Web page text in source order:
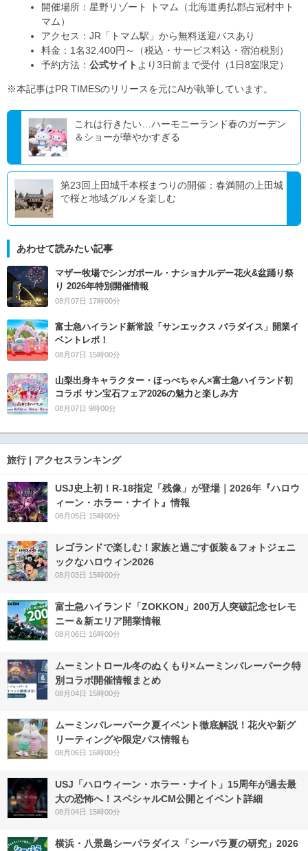
開催場所：星野リゾート トマム（北海道勇払郡占冠村中ト
マム）
アクセス：JR「トマム駅」から無料送迎バスあり
料金：1名32,400円～（税込・サービス料込・宿泊税別）
予約方法： 公式サイト より3日前まで受付（1日8室限定）
※本記事はPR TIMESのリリースを元にAIが執筆しています。
これは行きたい…ハーモニーランド春のガーデン
＆ショーが華やかすぎる
第23回上田城千本桜まつりの開催：春満開の上田城
で桜と地域グルメを楽しむ
あわせて読みたい記事
マザー牧場でシンガポール・ナショナルデー花火&盆踊り祭
り 2026年特別開催情報
08月07日 17時00分
富士急ハイランド新常設「サンエックス パラダイス」開業イ
ベントレポ！
08月07日 15時00分
山梨出身キャラクター・ほっぺちゃん×富士急ハイランド初
コラボ サン宝石フェア2026の魅力と楽しみ方
08月07日 9時00分
旅行 | アクセスランキング
USJ史上初！R-18指定「残像」が登場｜2026年『ハロウ
ィーン・ホラー・ナイト』情報
08月05日 15時00分
レゴランドで楽しむ！家族と過ごす仮装＆フォトジェニ
ックなハロウィン2026
08月03日 15時00分
富士急ハイランド「ZOKKON」200万人突破記念セレモ
ニー＆新エリア開業情報
08月06日 16時00分
ムーミントロール冬のぬくもり×ムーミンバレーパーク特
別コラボ開催情報まとめ
08月04日 15時00分
ムーミンバレーパーク夏イベント徹底解説！花火や新グ
リーティングや限定パス情報も
08月06日 16時00分
USJ「ハロウィーン・ホラー・ナイト」15周年が過去最
大の恐怖へ！スペシャルCM公開とイベント詳細
08月04日 15時00分
横浜・八景島シーパラダイス「シーパラ夏の研究」2026